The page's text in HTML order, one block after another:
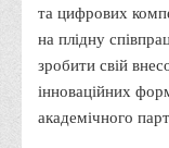
Туризму та
Фізичного
Менеджменту
та цифрових
на плідну
зробити свій
інноваційних
академічного